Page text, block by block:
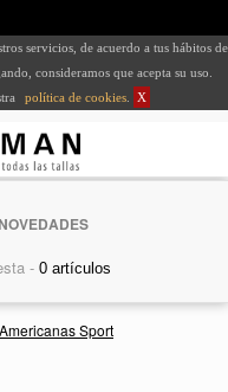
servicios, de acuerdo a tus hábitos de
consideramos que acepta su uso.
política de cookies X
NOVEDADES
-
Americanas Sport